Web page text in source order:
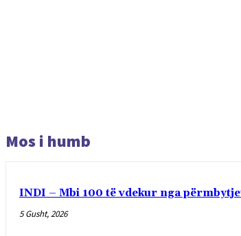
Mos i humb
INDI – Mbi 100 të vdekur nga
5 Gusht, 2026